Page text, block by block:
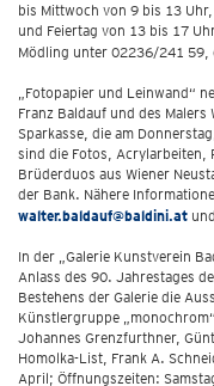
bis Mittwoch von 9 bis 13
und Feiertag von 13 bis 17
Mödling unter 02236/241 59,
„Fotopapier und Leinwand“
Franz Baldauf und des
Sparkasse, die am
sind die Fotos, Acrylarbeiten,
Brüderduos aus Wiener
der Bank. Nähere
walter.baldauf@baldini.at und
In der „Galerie Kunstverein
Anlass des 90. Jahrestages
Bestehens der Galerie die
Künstlergruppe
Johannes Grenzfurthner,
Homolka-List, Frank A.
April; Öffnungszeiten: